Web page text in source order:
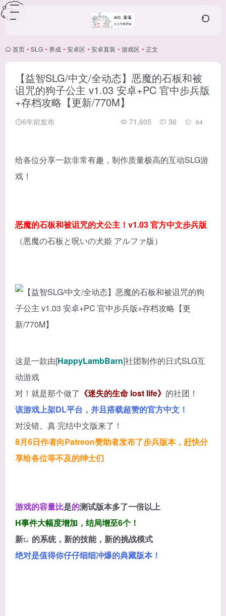
首页 • SLG • 养成 • 安卓区 • 安卓直装 • 游戏区 • 正文
【益智SLG/中文/全动态】恶魔的石板和被
诅咒的狗子公主 v1.03 安卓+PC 官中步兵版
+存档攻略【更新/770M】
6年前发布 71,605 36 64
给各位分享一款非常有趣，制作质量极高的互动SLG游
戏！
恶魔的石板和被诅咒的犬公主！v1.03 官方中文步兵版
（悪魔の石板と呪いの犬姫 アルファ版）
这是一款由[HappyLambBarn]社团制作的日式SLG互
动游戏
对！就是那个做了 《迷失的生命 lost life》 的社团！
该游戏上架DL平台，并且搭载超赞的官方中文！
对没错。真·完结中文版来了！
8月6日作者向Patreon赞助者发布了步兵版本，赶快分
享给各位等不及的绅士们
游戏的容量比是的测试版本多了一倍以上
H事件大幅度增加，结局增至6个！
新
的系统，新的技能，新的挑战模式
绝对是值得你仔仔细细冲爆的典藏版本！